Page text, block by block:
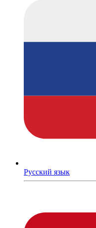
Русский язык